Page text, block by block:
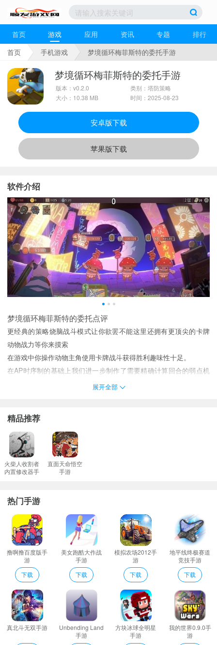
首页 游戏 应用 资讯 专题
排行
首页
手机游戏 梦境循环梅菲斯特的委托手游
梦境循环梅菲斯特的委托手游
版本：v0.2.0
大小：10.38 MB
类别：塔防策略
时间：2025-08-23
安卓版下载
苹果版下载
软件介绍
梦境循环梅菲斯特的委托点评
更经典的策略烧脑战斗模式让你欲罢不能这里还拥有更顶尖的卡牌
动物战力等你来摸索
在游戏中你操作动物主角使用卡牌战斗获得胜利趣味性十足。
在AP时序制的基础上我们进一步制作了需要精确计算回合的弱点机
制使战斗更加的紧张刺激并策略大增。
梦境循环梅菲斯特的委托亮点
1、全新独特的AP时序制升华你的回合制操作体验。
2、全新的DBG牌库类型开启该品类游戏的全新认知；
3、拿取新的卡牌和拥有强大被动效果的遗物共同来掌握新的作战。
4、战斗机制采用AP时序制与传统的回合制不同AP时序制的战斗更
5、高清细腻的游戏场景感受别样独特的手绘画风；
梦境循环梅菲斯特的委托推荐理由
既消除了卡牌游戏玩久就腻的不变式在其中加入了Roguelike特有的
随机性两种玩法融合恰好擦出了不同的火花。
经典的AP时序回合制的战斗方式让玩家享受到顶级的卡牌策略战斗
手段
高燃的BGM带给玩家们沉浸式的体验
高度自由的卡牌玩法肆意打造专属卡组；
更多好玩的手游，请持续关注顺发游戏网
展开全部
精品推荐
火柴人收割者
内置修改器手
直面天命悟空
手游
热门手游
撸啊撸百度版手
游
下载
美女跑酷大作战
手游
下载
模拟农场2012手
游
下载
地平线终极赛道
竞技手游
下载
真北斗无双手游
Unbending Land
手游
方块冰球全明星
手游
我的世界0.9.0手
游